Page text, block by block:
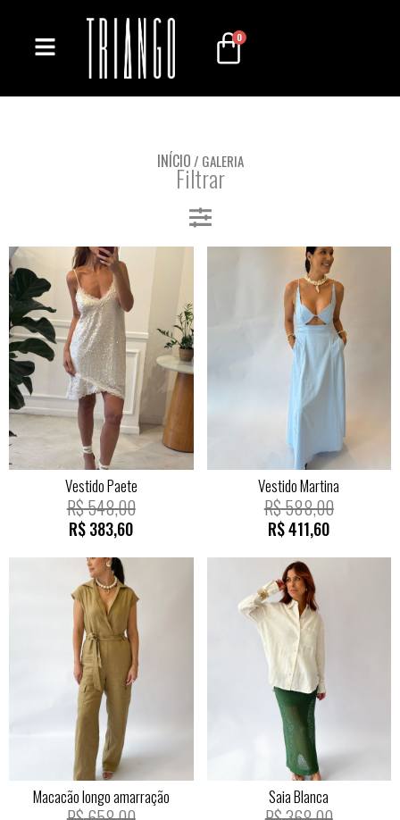
0
INÍCIO / GALERIA
Filtrar
Vestido Paete
R$548,00
R$383,60
Vestido Martina
R$588,00
R$411,60
Macacão longo amarração Saia Blanca